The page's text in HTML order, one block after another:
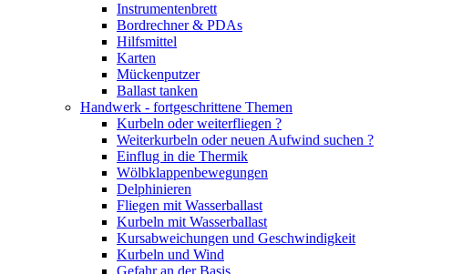
Instrumentenbrett
Bordrechner & PDAs
Hilfsmittel
Karten
Mückenputzer
Ballast tanken
Handwerk - fortgeschrittene Themen
Kurbeln oder weiterfliegen ?
Weiterkurbeln oder neuen Aufwind suchen ?
Einflug in die Thermik
Wölbklappenbewegungen
Delphinieren
Fliegen mit Wasserballast
Kurbeln mit Wasserballast
Kursabweichungen und Geschwindigkeit
Kurbeln und Wind
Gefahr an der Basis